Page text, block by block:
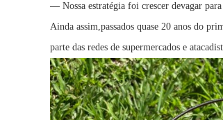
— Nossa estratégia foi crescer devagar
Ainda assim,passados quase 20 anos do
parte das redes de supermercados e